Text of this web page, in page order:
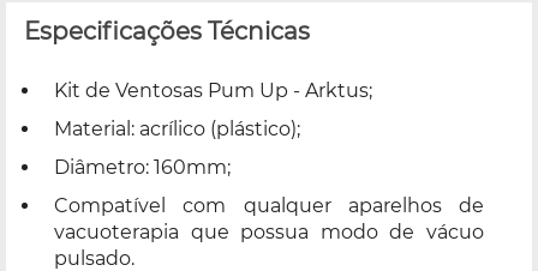
Especificações Técnicas
Kit de Ventosas Pum Up - Arktus;
Material: acrílico (plástico);
Diâmetro: 160mm;
Compatível com qualquer aparelhos de
vacuoterapia que possua modo de vácuo
pulsado.